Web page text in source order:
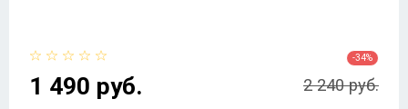
1 490 руб.
-34%
2 240 руб.